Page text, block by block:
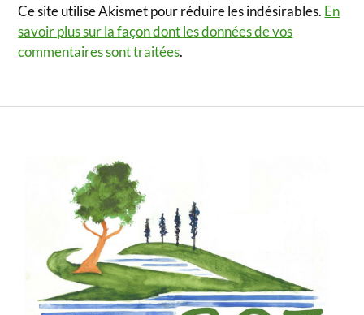
Ce site utilise Akismet pour réduire les indésirables. En
savoir plus sur la façon dont les données de vos
commentaires sont traitées.